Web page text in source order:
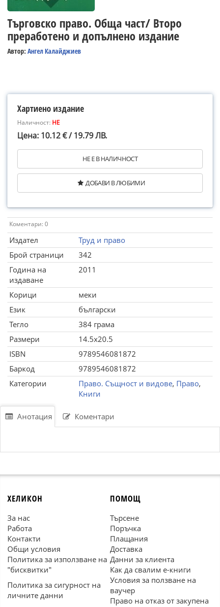
Търговско право. Обща част/ Второ
преработено и допълнено издание
Автор: Ангел Калайджиев
Хартиено издание
Наличност: НЕ
Цена: 10.12 € / 19.79 ЛВ.
НЕ Е В НАЛИЧНОСТ
ДОБАВИ В ЛЮБИМИ
Коментари: 0
Издател
Труд и право
Брой страници
342
Година на
издаване
2011
Корици
меки
Език
български
Тегло
384 грама
Размери
14.5x20.5
ISBN
9789546081872
Баркод
9789546081872
Категории
Право. Същност и видове, Право,
Книги
Анотация Коментари
ХЕЛИКОН
За нас
Работа
Контакти
Общи условия
Политика за използване на
"бисквитки"
Политика за сигурност на
личните данни
ПОМОЩ
Търсене
Поръчка
Плащания
Доставка
Данни за клиента
Как да свалим е-книги
Условия за ползване на
ваучер
Право на отказ от закупена